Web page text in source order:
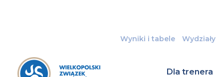
Wyniki i tabele Wydziały
Dla trenera